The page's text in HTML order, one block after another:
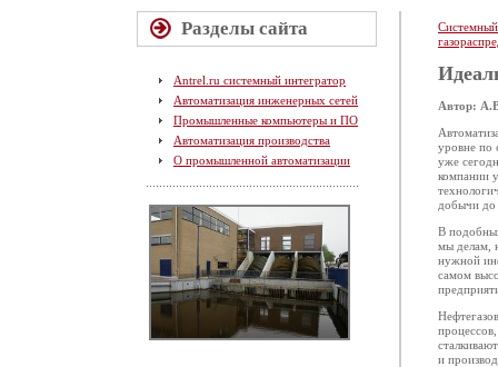
Разделы сайта
Antrel.ru системный интегратор
Автоматизация инженерных сетей
Промышленные компьютеры и ПО
Автоматизация производства
О промышленной автоматизации
Автор:
уровне по
уже
компании
добычи до
В
мы делам,
нужной
самом
и